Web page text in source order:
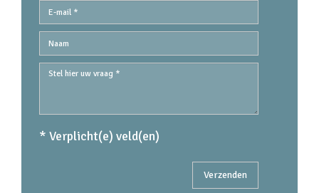
* Verplicht(e) veld(en)